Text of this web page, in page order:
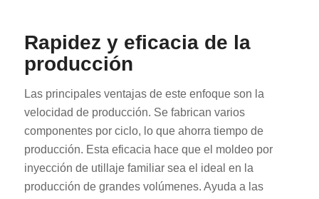
Rapidez y eficacia de la
producción
Las principales ventajas de este enfoque son la
velocidad de producción. Se fabrican varios
componentes por ciclo, lo que ahorra tiempo de
producción. Esta eficacia hace que el moldeo por
inyección de utillaje familiar sea el ideal en la
producción de grandes volúmenes. Ayuda a las